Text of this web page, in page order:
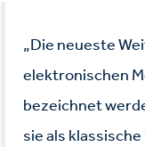
„Die neueste
elektronischen
bezeichnet
sie als